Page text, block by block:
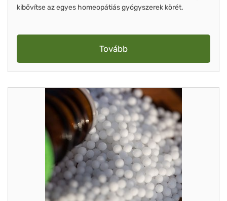
kibővítse az egyes homeopátiás gyógyszerek körét.
Tovább